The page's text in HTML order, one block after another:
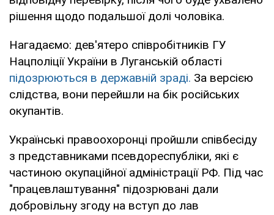
рішення щодо подальшої долі чоловіка.
Нагадаємо: дев'ятеро співробітників ГУ
Нацполіції України в Луганській області
підозрюються в державній зраді. За версією
слідства, вони перейшли на бік російських
окупантів.
Українські правоохоронці пройшли співбесіду
з представниками псевдореспубліки, які є
частиною окупаційної адміністрації РФ. Під час
"працевлаштування" підозрювані дали
добровільну згоду на вступ до лав